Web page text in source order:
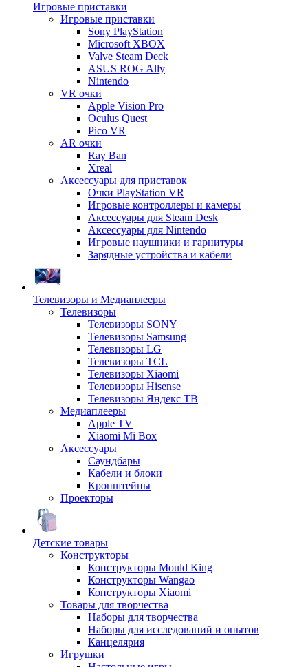
Игровые приставки
Игровые приставки
Sony PlayStation
Microsoft XBOX
Valve Steam Deck
ASUS ROG Ally
Nintendo
VR очки
Apple Vision Pro
Oculus Quest
Pico VR
AR очки
Ray Ban
Xreal
Аксессуары для приставок
Очки PlayStation VR
Игровые контроллеры и камеры
Аксессуары для Steam Desk
Аксессуары для Nintendo
Игровые наушники и гарнитуры
Зарядные устройства и кабели
Телевизоры и Медиаплееры
Телевизоры
Телевизоры SONY
Телевизоры Samsung
Телевизоры LG
Телевизоры TCL
Телевизоры Xiaomi
Телевизоры Hisense
Телевизоры Яндекс ТВ
Медиаплееры
Apple TV
Xiaomi Mi Box
Аксессуары
Саундбары
Кабели и блоки
Кронштейны
Проекторы
Детские товары
Конструкторы
Конструкторы Mould King
Конструкторы Wangao
Конструкторы Xiaomi
Товары для творчества
Наборы для творчества
Наборы для исследований и опытов
Канцелярия
Игрушки